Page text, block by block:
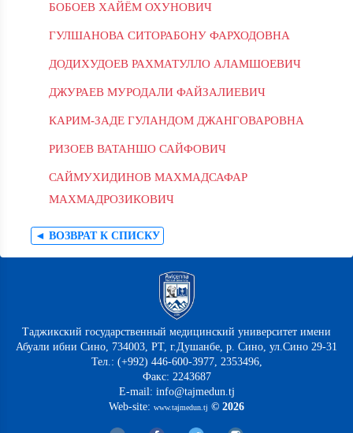
БОБОЕВ ХАЙЁМ ОХУНОВИЧ
ГУЛШАНОВА СИТОРАБОНУ ФАРХОДОВНА
ДОДИХУДОЕВ РАХМАТУЛЛО АЛАМШОЕВИЧ
ДЖУРАЕВ МУРОДАЛИ ФАЙЗАЛИЕВИЧ
КАРИМ-ЗАДЕ ГУЛАНДОМ ДЖАНГОВАРОВНА
РИЗОЕВ ВАТАНШО САЙФОВИЧ
САЙМУХИДИНОВ МАХМАДСАФАР
МАХМАДРОЗИКОВИЧ
◄ ВОЗВРАТ К СПИСКУ
Таджикский государственный медицинский университет имени
Абуали ибни Сино, 734003, РТ, г.Душанбе, р. Сино, ул.Сино 29-31
Тел.: (+992) 446-600-3977, 2353496,
Факс: 2243687
E-mail: info@tajmedun.tj
Web-site: www.tajmedun.tj © 2026